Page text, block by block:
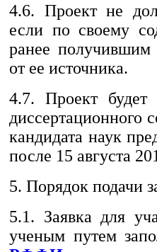
4.6. Проект не
если по своему
ранее получившим
от ее источника.
4.7. Проект будет
диссертационного
кандидата наук
после 15 августа
5. Порядок подачи
5.1. Заявка для
ученым путем